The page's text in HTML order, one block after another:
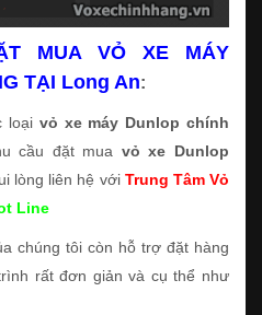
MUA VỎ XE MÁY
TẠI Long An:
loại vỏ xe máy Dunlop chính
cầu đặt mua vỏ xe Dunlop
lòng liên hệ với Trung Tâm Vỏ
Line
chúng tôi còn hỗ trợ đặt hàng
rất đơn giản và cụ thể như